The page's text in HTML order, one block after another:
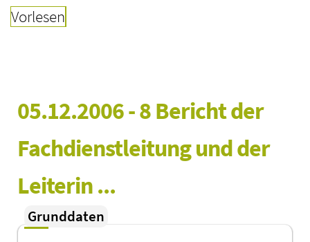
Vorlesen
05.12.2006 - 8 Bericht der
Fachdienstleitung und der
Leiterin ...
Grunddaten